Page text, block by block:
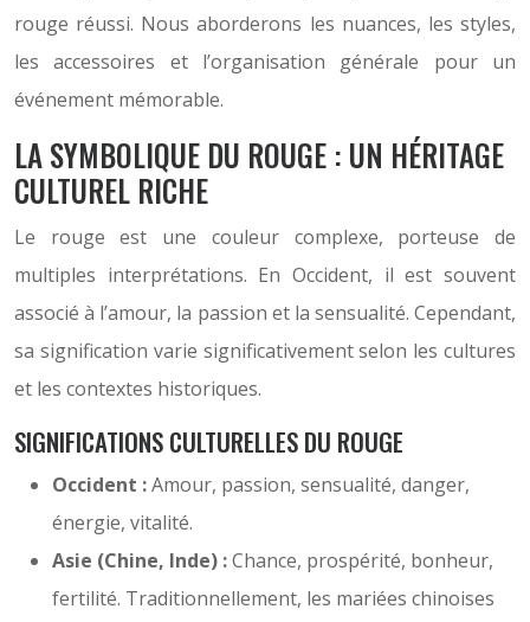
rouge réussi. Nous aborderons les nuances, les styles,
les accessoires et l’organisation générale pour un
événement mémorable.
LA SYMBOLIQUE DU ROUGE : UN HÉRITAGE
CULTUREL RICHE
Le rouge est une couleur complexe, porteuse de
multiples interprétations. En Occident, il est souvent
associé à l’amour, la passion et la sensualité. Cependant,
sa signification varie significativement selon les cultures
et les contextes historiques.
SIGNIFICATIONS CULTURELLES DU ROUGE
Occident :Amour, passion, sensualité, danger,
énergie, vitalité.
Asie (Chine, Inde) :Chance, prospérité, bonheur,
fertilité. Traditionnellement, les mariées chinoises